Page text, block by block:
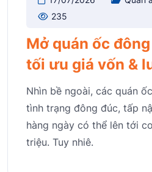
235
Mở quán ốc
tối ưu giá vốn &
Nhìn bề ngoài, các quán
tình trạng đông đúc, tấp
hàng ngày có thể lên tới
triệu. Tuy nhiê.